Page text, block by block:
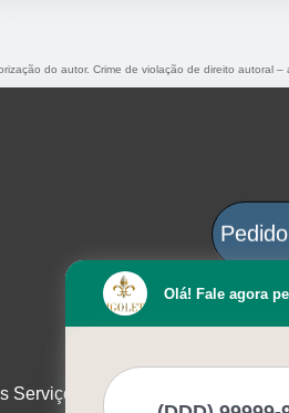
do autor. Crime de violação de direito autoral –
Serviços
Olá! Fale agora